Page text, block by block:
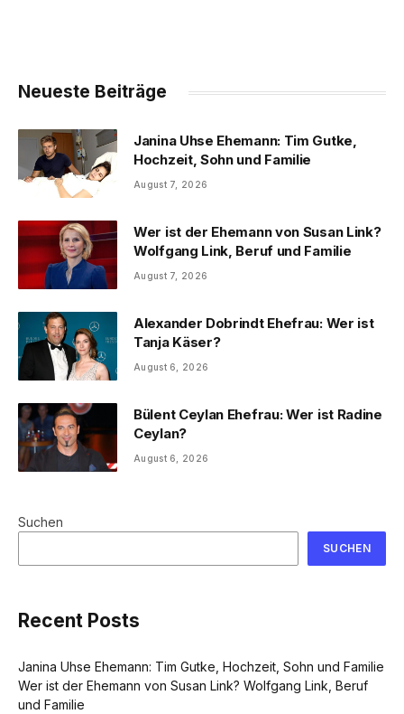
Neueste Beiträge
Janina Uhse Ehemann: Tim Gutke,
Hochzeit, Sohn und Familie
August 7, 2026
Wer ist der Ehemann von Susan Link?
Wolfgang Link, Beruf und Familie
August 7, 2026
Alexander Dobrindt Ehefrau: Wer ist
Tanja Käser?
August 6, 2026
Bülent Ceylan Ehefrau: Wer ist Radine
Ceylan?
August 6, 2026
Suchen
SUCHEN
Recent Posts
Janina Uhse Ehemann: Tim Gutke, Hochzeit, Sohn und Familie
Wer ist der Ehemann von Susan Link? Wolfgang Link, Beruf
und Familie